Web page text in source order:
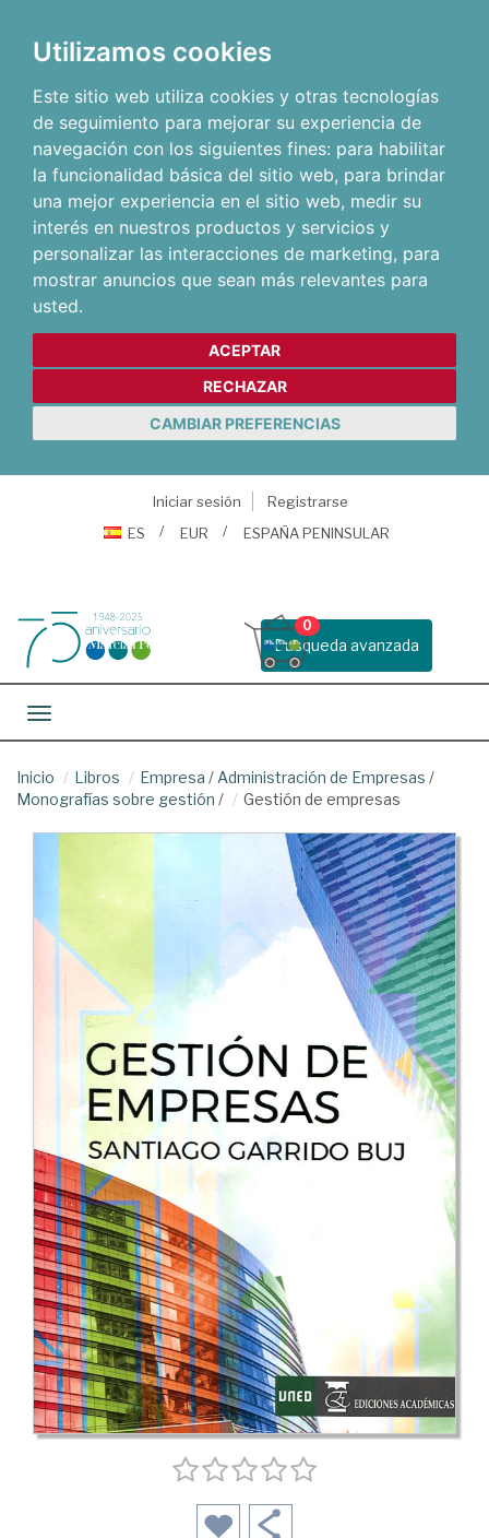
Utilizamos cookies
Este sitio web utiliza cookies y otras tecnologías
de seguimiento para mejorar su experiencia de
navegación con los siguientes fines: para habilitar
la funcionalidad básica del sitio web, para brindar
una mejor experiencia en el sitio web, medir su
interés en nuestros productos y servicios y
personalizar las interacciones de marketing, para
mostrar anuncios que sean más relevantes para
usted.
ACEPTAR
RECHAZAR
CAMBIAR PREFERENCIAS
Iniciar sesión
Registrarse
ES
EUR ESPAÑA PENINSULAR
Busqueda avanzada
0
Toggle navigation
Inicio Libros Empresa / Administración de Empresas /
Monografías sobre gestión / Gestión de empresas